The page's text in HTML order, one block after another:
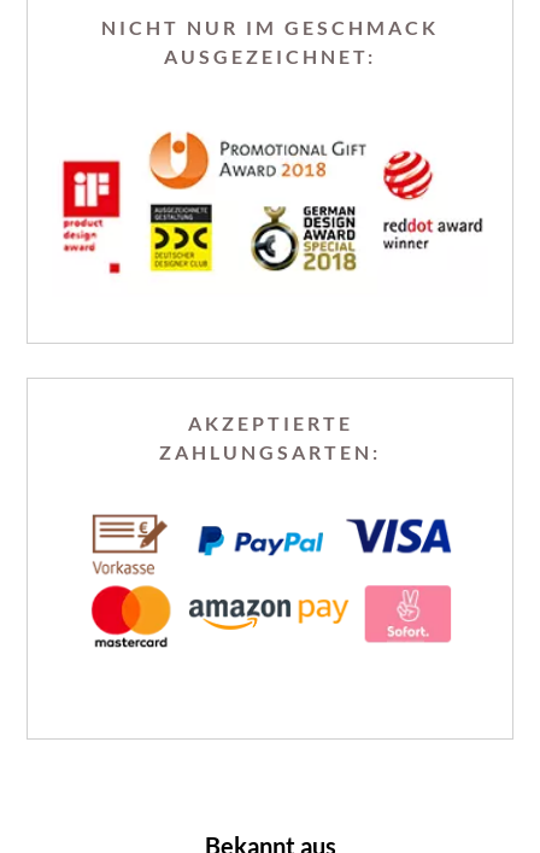
NICHT NUR IM GESCHMACK
AUSGEZEICHNET:
AKZEPTIERTE
ZAHLUNGSARTEN:
Bekannt aus